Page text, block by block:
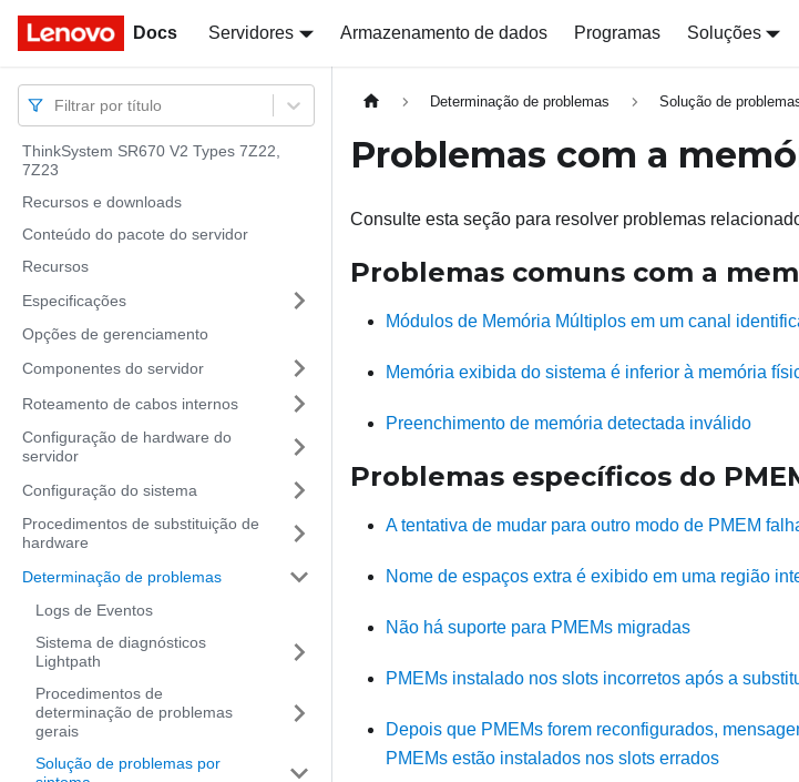
Docs Servidores Armazenamento de dados Programas Soluções
Docs
Filtrar por título
ThinkSystem SR670 V2 Types 7Z22,
7Z23
Recursos e downloads
Conteúdo do pacote do servidor
Recursos
Especificações
Opções de gerenciamento
Componentes do servidor
Roteamento de cabos internos
Configuração de hardware do
servidor
Configuração do sistema
Procedimentos de substituição de
hardware
Determinação de problemas
Logs de Eventos
Sistema de diagnósticos
Lightpath
Procedimentos de
determinação de problemas
gerais
Solução de problemas por
Determinação de problemas Solução de
Problemas com a
Consulte esta seção para resolver problemas
Problemas comuns com a
Módulos de Memória Múltiplos em um canal
Memória exibida do sistema é inferior à memória
Preenchimento de memória detectada inválido
Problemas específicos do
A tentativa de mudar para outro modo de PMEM
Nome de espaços extra é exibido em uma região
Não há suporte para PMEMs migradas
PMEMs instalado nos slots incorretos após a
Depois que PMEMs forem reconfigurados,
PMEMs estão instalados nos slots errados